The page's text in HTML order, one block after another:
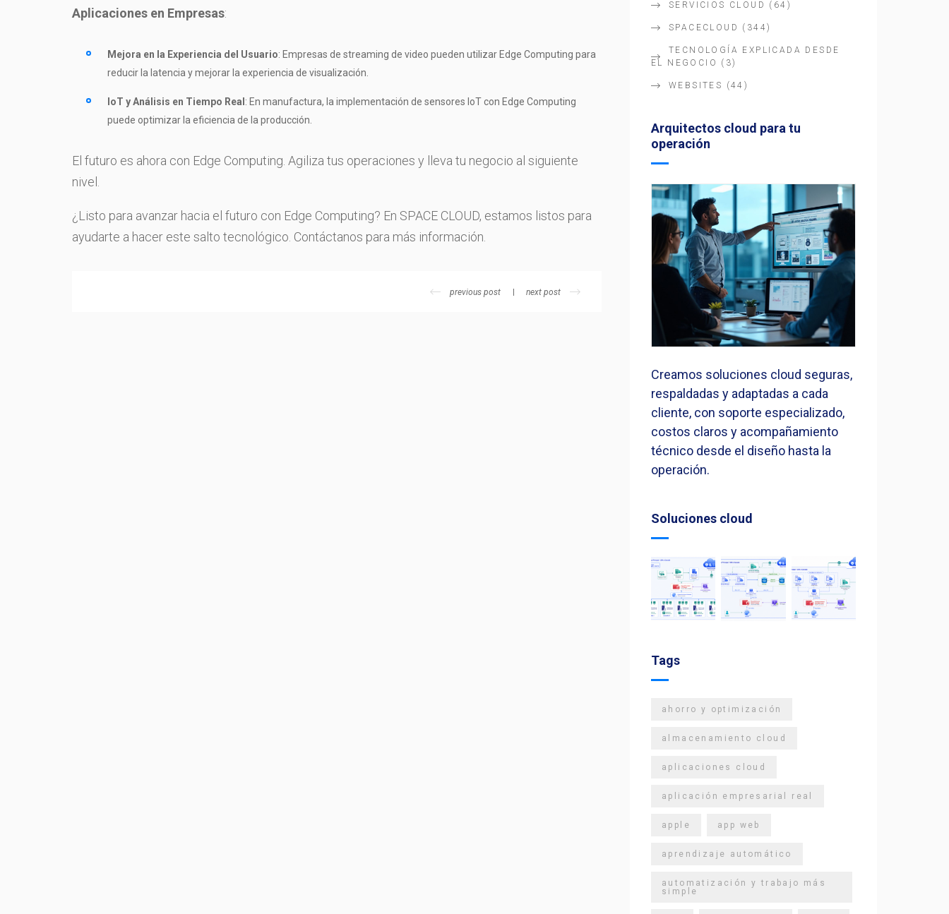
Aplicaciones en Empresas:
Mejora en la Experiencia del Usuario: Empresas de streaming de video pueden utilizar Edge Computing para
reducir la latencia y mejorar la experiencia de visualización.
IoT y Análisis en Tiempo Real : En manufactura, la implementación de sensores IoT con Edge Computing
puede optimizar la eficiencia de la producción.
El futuro es ahora con Edge Computing. Agiliza tus operaciones y lleva tu negocio al siguiente
nivel.
¿Listo para avanzar hacia el futuro con Edge Computing? En SPACE CLOUD, estamos listos para
ayudarte a hacer este salto tecnológico. Contáctanos para más información.
previous post next post
SERVICIOS CLOUD (64)
SPACECLOUD (344)
TECNOLOGÍA EXPLICADA DESDE
EL NEGOCIO
(3)
WEBSITES (44)
Arquitectos cloud para tu
operación
Creamos soluciones cloud seguras,
respaldadas y adaptadas a cada
cliente, con soporte especializado,
costos claros y acompañamiento
técnico desde el diseño hasta la
operación.
Soluciones cloud
Tags
ahorro y optimización
almacenamiento cloud
aplicaciones cloud
aplicación empresarial real
apple app web
aprendizaje automático
automatización y trabajo más
simple